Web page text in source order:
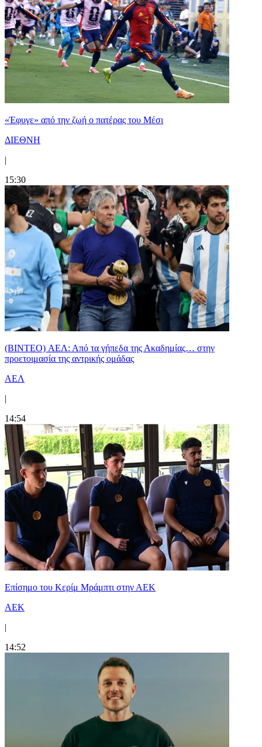
«Έφυγε» από την ζωή ο πατέρας του Μέσι
ΔΙΕΘΝΗ
|
15:30
(BINTEO) ΑΕΛ: Από τα γήπεδα της Ακαδημίας… στην
προετοιμασία της αντρικής ομάδας
ΑΕΛ
|
14:54
Επίσημο του Κερίμ Μράμπτι στην ΑΕK
ΑΕΚ
|
14:52